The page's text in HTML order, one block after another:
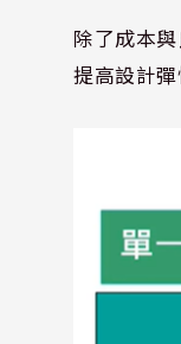
除了成本
提高設計